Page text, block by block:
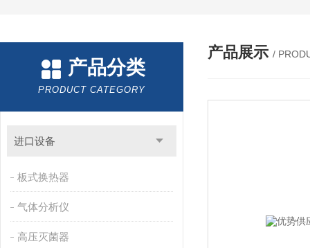
产品分类
PRODUCT CATEGORY
进口设备
板式换热器
气体分析仪
高压灭菌器
产品展示 /